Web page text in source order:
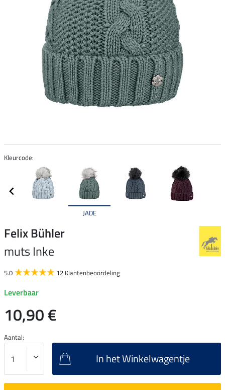
Kleurcode:
JADE
Felix Bühler
muts Inke
5.0 12 Klantenbeoordeling
Leverbaar
10,90 €
Aantal:
In het Winkelwagentje